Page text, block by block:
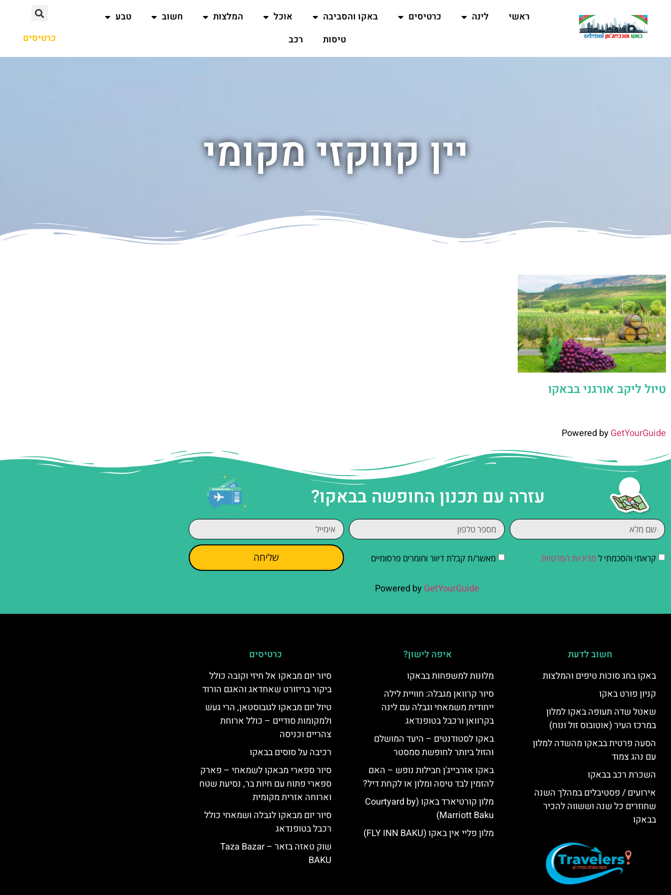
ראשי לינה כרטיסים באקו והסביבה אוכל המלצות חשוב
טבע
טיסות
רכב כרטיסים
יין קווקזי מקומי
טיול ליקב אורגני בבאקו
Powered byGetYourGuide
עזרה עם תכנון החופשה בבאקו?
קראתי והסכמתי ל מדיניות הפרטיות מאשר/ת קבלת דיוור וחומרים פרסומיים שליחה
Powered by GetYourGuide
חשוב לדעת
באקו בחג סוכות טיפים והמלצות
קניון פורט באקו
שאטל שדה תעופה באקו למלון
במרכז העיר (אוטובוס זול ונוח)
הסעה פרטית בבאקו מהשדה למלון
עם נהג צמוד
השכרת רכב בבאקו
אירועים / פסטיבלים במהלך השנה
שחוזרים כל שנה וששווה להכיר
בבאקו
איפה לישון?
מלונות למשפחות בבאקו
סיור קרוואן מגבלה: חוויית לילה
ייחודית משמאחי וגבלה עם לינה
בקרוואן ורכבל בטופנדאג
באקו לסטודנטים – היעד המושלם
והזול ביותר לחופשת סמסטר
באקו אזרבייג'ן חבילות נופש – האם
להזמין לבד טיסה ומלון או לקחת דיל?
מלון קורטיארד באקו (Courtyard by
Marriott Baku)
מלון פליי אין באקו (FLY INN BAKU)
כרטיסים
סיור יום מבאקו אל חיזי וקובה כולל
ביקור בריזורט שאחדאג והאגם הורוד
טיול יום מבאקו לגובוסטאן, הרי געשׁ
ולמקומות סודיים – כולל ארוחת
צהריים וכניסה
רכיבה על סוסים בבאקו
סיור ספארי מבאקו לשמאחי – פארק
ספארי פתוח עם חיות בר, נסיעת שטח
וארוחה אזרית מקומית
סיור יום מבאקו לגבלה ושמאחי כולל
רכבל בטופנדאג
שוק טאזה בזאר – Taza Bazar
BAKU